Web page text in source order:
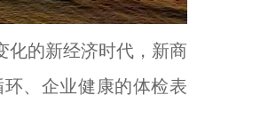
化的新经济时代，新商
、企业健康的体检表